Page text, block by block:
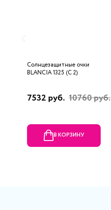
Солнцезащитные очки
BLANCIA 1325 (C 2)
7532 руб. 10760 руб.
В КОРЗИНУ